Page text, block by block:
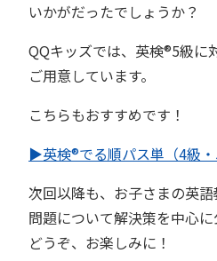
いかがだったでしょうか？
QQキッズでは、英検®︎5級に
ご用意しています。
こちらもおすすめです！
▶︎英検®︎でる順パス単（4級
次回以降も、お子さまの英
問題について解決策を中心に
どうぞ、お楽しみに！